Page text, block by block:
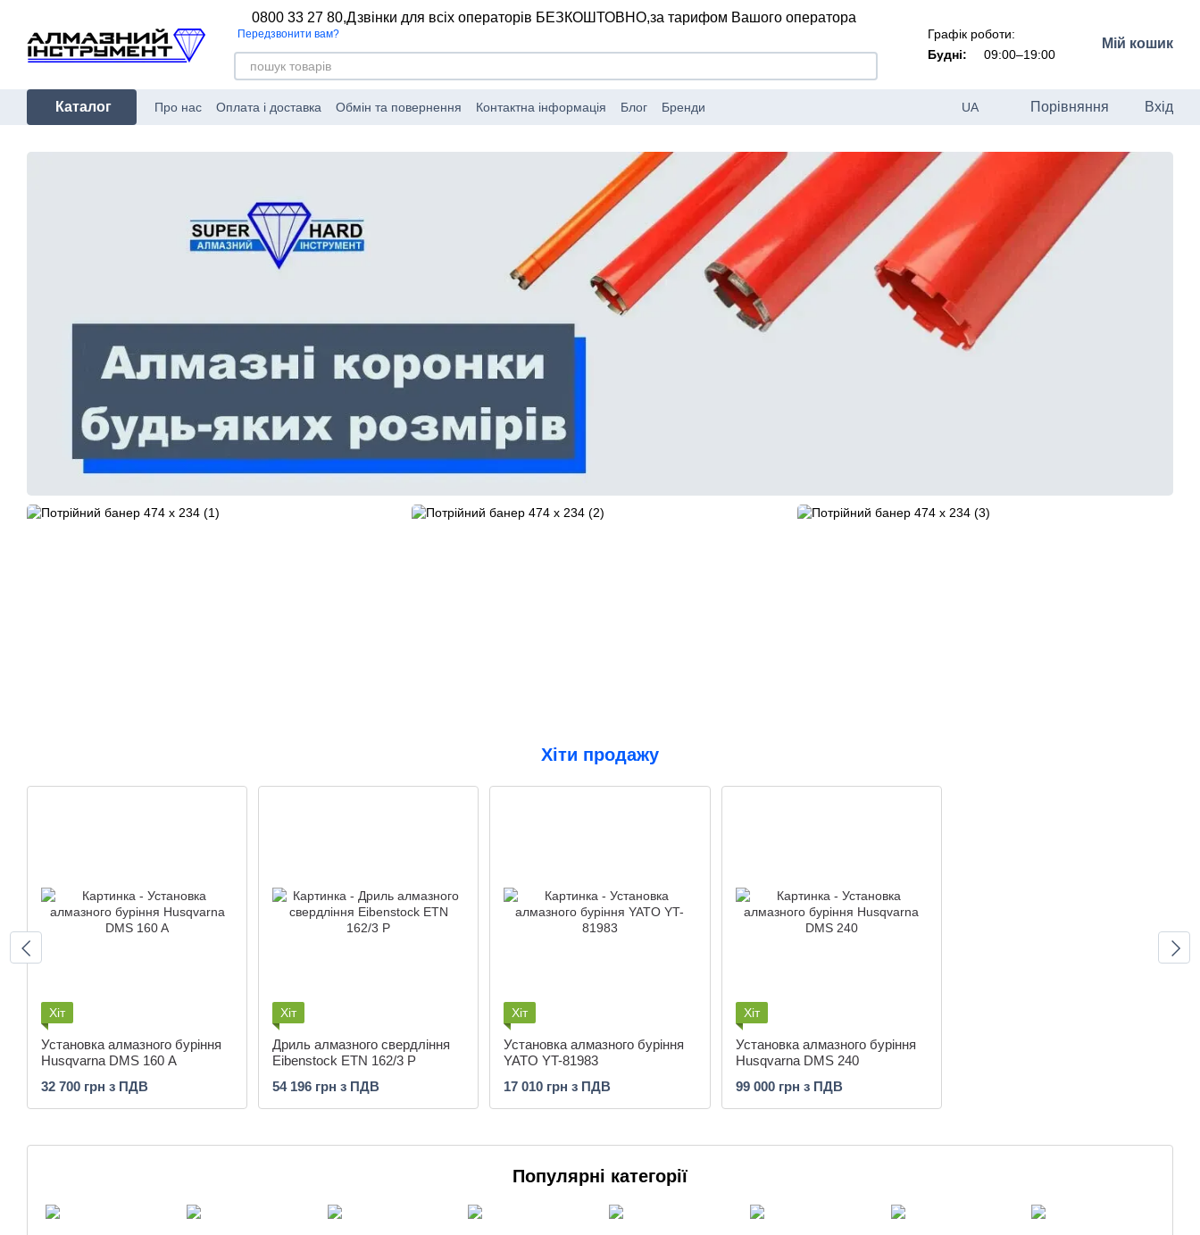
0800 33 27 80,Дзвінки для всіх операторів БЕЗКОШТОВНО,за тарифом Вашого оператора
Передзвонити вам?
Графік роботи:
Будні:
09:00–19:00
Мій кошик
Каталог Про нас Оплата і доставка Обмін та повернення Контактна інформація Блог Бренди UA Порівняння Вхід
Хіти продажу
Хіт
Установка алмазного буріння
Husqvarna DMS 160 A
32 700 грн з ПДВ
Хіт
Дриль алмазного свердління
Eibenstock ETN 162/3 P
54 196 грн з ПДВ
Хіт
Установка алмазного буріння
YATO YT-81983
17 010 грн з ПДВ
Хіт
Установка алмазного буріння
Husqvarna DMS 240
99 000 грн з ПДВ
Популярні категорії